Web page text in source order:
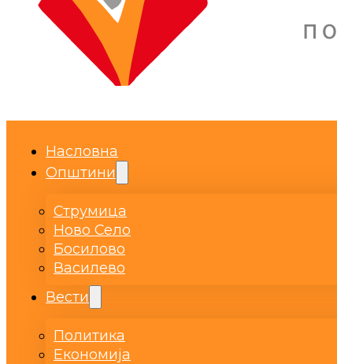
Насловна
Општини
Струмица
Ново Село
Босилово
Василево
Вести
Политика
Економија